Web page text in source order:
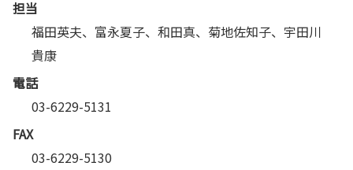
担当
福田英夫、富永夏子、和田真、菊地佐知子、宇田川
貴康
電話
03-6229-5131
FAX
03-6229-5130